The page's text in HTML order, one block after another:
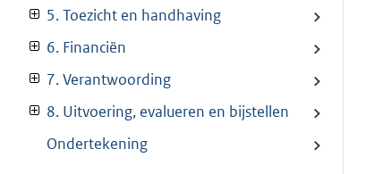
5. Toezicht en handhaving
6. Financiën
7. Verantwoording
8. Uitvoering, evalueren en bijstellen
Ondertekening